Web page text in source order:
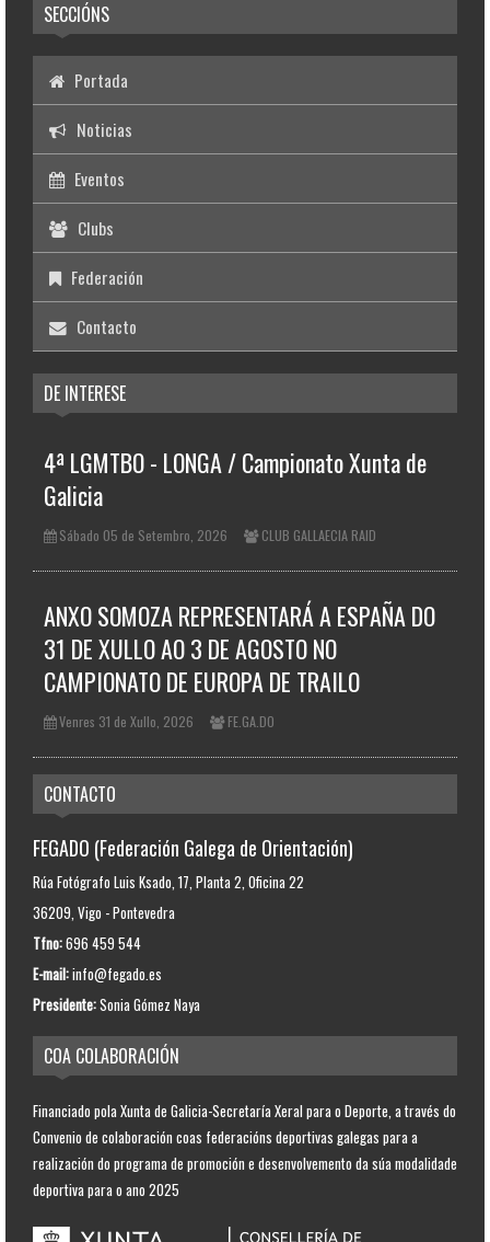
SECCIÓNS
Portada
Noticias
Eventos
Clubs
Federación
Contacto
DE INTERESE
4ª LGMTBO - LONGA / Campionato Xunta de
Galicia
Sábado 05 de Setembro, 2026 CLUB GALLAECIA RAID
ANXO SOMOZA REPRESENTARÁ A ESPAÑA DO
31 DE XULLO AO 3 DE AGOSTO NO
CAMPIONATO DE EUROPA DE TRAILO
Venres 31 de Xullo, 2026 FE.GA.DO
CONTACTO
FEGADO (Federación Galega de Orientación)
Rúa Fotógrafo Luis Ksado, 17, Planta 2, Oficina 22
36209, Vigo - Pontevedra
Tfno:696 459 544
E-mail:info@fegado.es
Presidente:Sonia Gómez Naya
COA COLABORACIÓN
Financiado pola Xunta de Galicia-Secretaría Xeral para o Deporte, a través do
Convenio de colaboración coas federacións deportivas galegas para a
realización do programa de promoción e desenvolvemento da súa modalidade
deportiva para o ano 2025